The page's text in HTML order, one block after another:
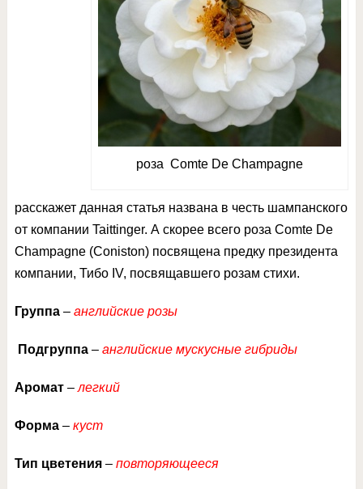
роза Comte De Champagne
расскажет данная статья названа в честь шампанского
от компании Taittinger. А скорее всего роза Comte De
Champagne (Coniston) посвящена предку президента
компании, Тибо IV, посвящавшего розам стихи.
Группа– английские розы
Подгруппа–английские мускусные гибриды
Аромат– легкий
Форма–куст
Тип цветения–повторяющееся